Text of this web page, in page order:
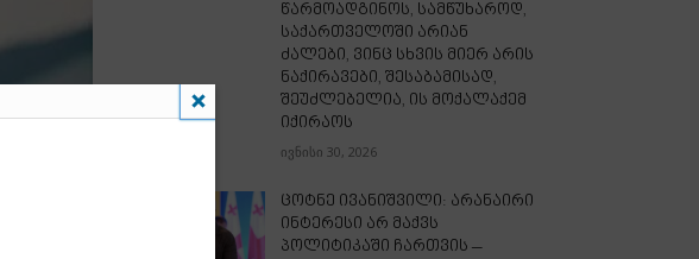
წარმოადგინოს, სამწუხაროდ,
საქართველოში არიან
ძალები, ვინც სხვის მიერ არის
ნაქირავები, შესაბამისად,
შეუძლებელია, ის მოქალაქემ
იქირაოს
ივნისი 30, 2026
ცოტნე ივანიშვილი: არანაირი
ინტერესი არ მაქვს
პოლიტიკაში ჩართვის –